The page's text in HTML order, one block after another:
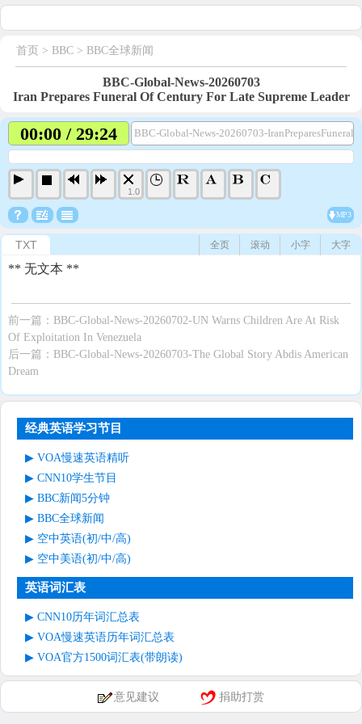
首页 > BBC > BBC全球新闻
BBC-Global-News-20260703
Iran Prepares Funeral Of Century For Late Supreme Leader
00:00 / 29:24 BBC-Global-News-20260703-
1.0
MP3
TXT 大字
小字
滚动
全页
** 无文本 **
前一篇： BBC-Global-News-20260702-UN Warns Children Are At Risk
Of Exploitation In Venezuela
后一篇： BBC-Global-News-20260703-The Global Story Abdis American
Dream
经典英语学习节目
VOA慢速英语精听
CNN10学生节目
BBC新闻5分钟
BBC全球新闻
空中英语(初/中/高)
空中美语(初/中/高)
英语词汇表
CNN10历年词汇总表
VOA慢速英语历年词汇总表
VOA官方1500词汇表(带朗读)
意见建议 捐助打赏